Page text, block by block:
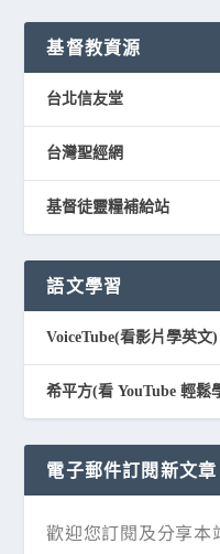
基督教資源
台北信友堂
台灣聖經網
基督徒靈糧補給站
語文學習
VoiceTube(看影片學英文)
希平方(看 YouTube 輕鬆
電子郵件訂閱新文章
歡迎您訂閱及分享本